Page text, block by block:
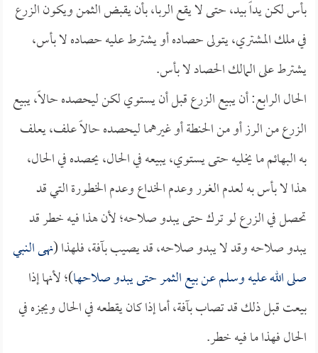
بأس لكن يداً بيد، حتى لا يقع الربا، بأن يقبض الثمن ويكون الزرع
في ملك المشتري، يتولى حصاده أو يشترط عليه حصاده لا بأس،
يشترط على المالك الحصاد لا بأس.
الحال الرابع: أن يبيع الزرع قبل أن يستوي لكن ليحصده حالاً، يبيع
الزرع من الرز أو من الحنطة أو غيرهما ليحصده حالاً علف، يعلف
به البهائم ما يخليه حتى يستوي، يبيعه في الحال، يحصده في الحال،
هذا لا بأس به لعدم الغرر وعدم الخداع وعدم الخطورة التي قد
تحصل في الزرع لو ترك حتى يبدو صلاحه؛ لأن هذا فيه خطر قد
يبدو صلاحه وقد لا يبدو صلاحه، قد يصيب بآفة، فلهذا (نهى النبي
صلى الله عليه وسلم عن بيع الثمر حتى يبدو صلاحها)؛ لأنها إذا
بيعت قبل ذلك قد تصاب بآفة، أما إذا كان يقطعه في الحال ويجزه في
الحال فهذا ما فيه خطر.